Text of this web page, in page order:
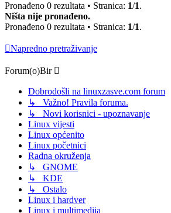
Pronađeno 0 rezultata • Stranica: 1/1.
Ništa nije pronađeno.
Pronađeno 0 rezultata • Stranica: 1/1.
Napredno pretraživanje
Forum(o)Bir
Dobrodošli na linuxzasve.com forum
↳ Važno! Pravila foruma.
↳ Novi korisnici - upoznavanje
Linux vijesti
Linux općenito
Linux početnici
Radna okruženja
↳ GNOME
↳ KDE
↳ Ostalo
Linux i hardver
Linux i multimedija